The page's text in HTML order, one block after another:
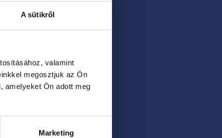
A sütikről
valamint
megosztjuk az Ön
amelyeket Ön adott meg
Marketing